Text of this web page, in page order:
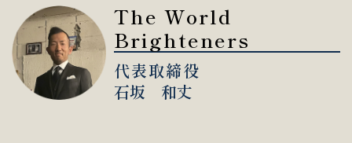
The World
Brighteners
代表取締役
石坂 和丈